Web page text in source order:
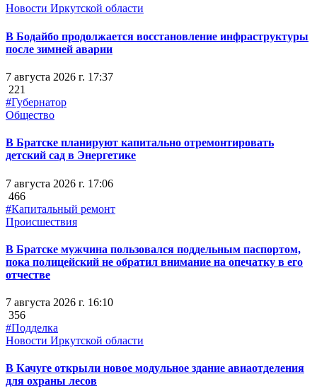
Новости Иркутской области
В Бодайбо продолжается восстановление инфраструктуры
после зимней аварии
7 августа 2026 г. 17:37
221
#Губернатор
Общество
В Братске планируют капитально отремонтировать
детский сад в Энергетике
7 августа 2026 г. 17:06
466
#Капитальный ремонт
Происшествия
В Братске мужчина пользовался поддельным паспортом,
пока полицейский не обратил внимание на опечатку в его
отчестве
7 августа 2026 г. 16:10
356
#Подделка
Новости Иркутской области
В Качуге открыли новое модульное здание авиаотделения
для охраны лесов